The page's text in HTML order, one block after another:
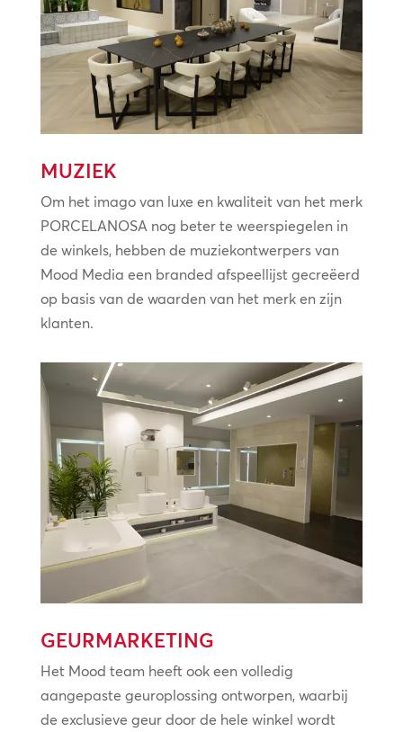
MUZIEK
Om het imago van luxe en kwaliteit van het merk
PORCELANOSA nog beter te weerspiegelen in
de winkels, hebben de muziekontwerpers van
Mood Media een branded afspeellijst gecreëerd
op basis van de waarden van het merk en zijn
klanten.
GEURMARKETING
Het Mood team heeft ook een volledig
aangepaste geuroplossing ontworpen, waarbij
de exclusieve geur door de hele winkel wordt